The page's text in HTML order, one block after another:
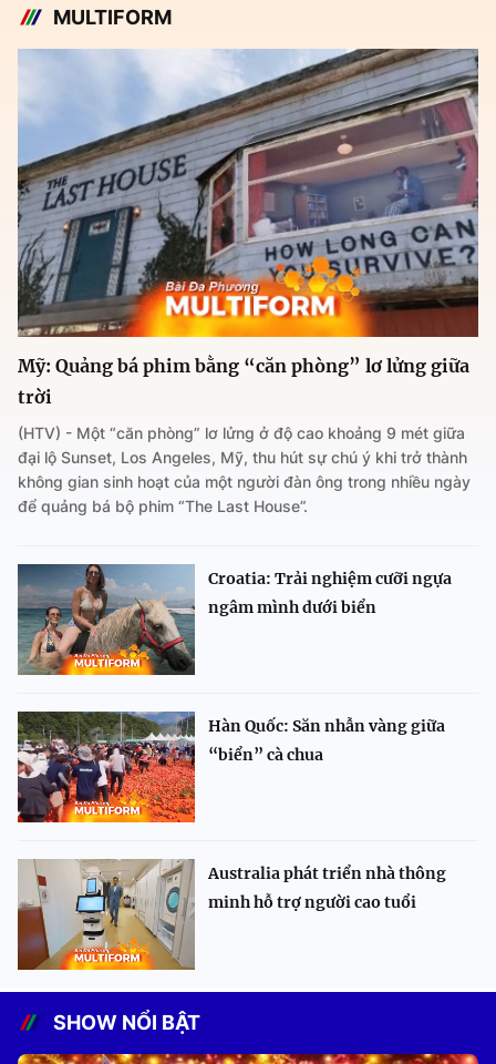
MULTIFORM
Mỹ: Quảng bá phim bằng “căn phòng” lơ lửng giữa
trời
(HTV) - Một “căn phòng” lơ lửng ở độ cao khoảng 9 mét giữa
đại lộ Sunset, Los Angeles, Mỹ, thu hút sự chú ý khi trở thành
không gian sinh hoạt của một người đàn ông trong nhiều ngày
để quảng bá bộ phim “The Last House”.
Croatia: Trải nghiệm cưỡi ngựa
ngâm mình dưới biển
Hàn Quốc: Săn nhẫn vàng giữa
“biển” cà chua
Australia phát triển nhà thông
minh hỗ trợ người cao tuổi
SHOW NỔI BẬT